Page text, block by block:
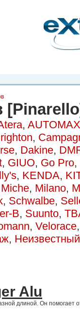
,
,
, Dakine,
, GIUO, Go Pro,
, KENDA,
Miche, Milano,
, Schwalbe,
B, Suunto,
, Velorace
, Неизвестный
Alu
длиной. Он помогает